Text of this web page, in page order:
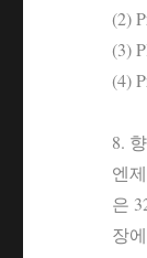
(2)
(3)
(4)
8.
엔
은
장